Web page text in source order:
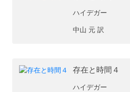
ハイデガー
中山 元 訳
存在と時間４
ハイデガー